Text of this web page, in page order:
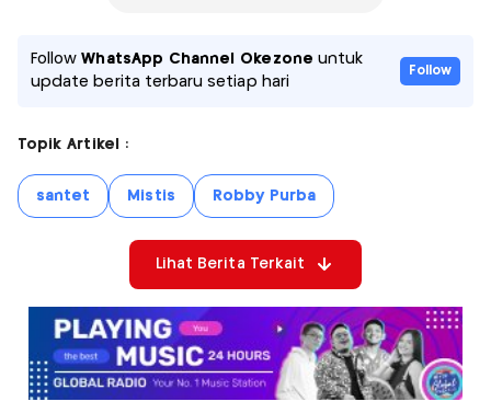
FollowWhatsApp Channel Okezone untuk
update berita terbaru setiap hari
Follow
Topik Artikel :
santet Mistis Robby Purba
Lihat Berita Terkait